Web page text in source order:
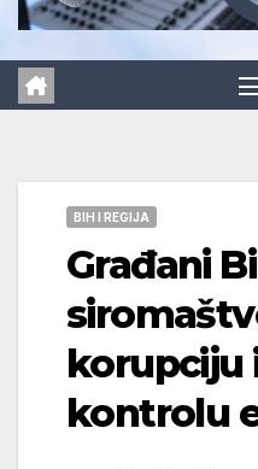
BIH I REGIJA
Građani
korupciju
kontrolu